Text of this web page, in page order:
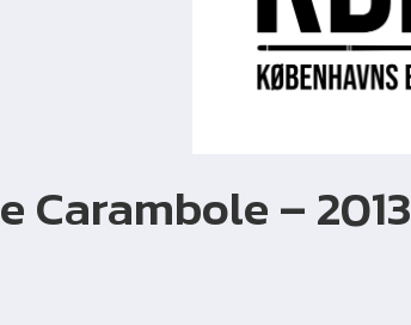
Carambole – 2013